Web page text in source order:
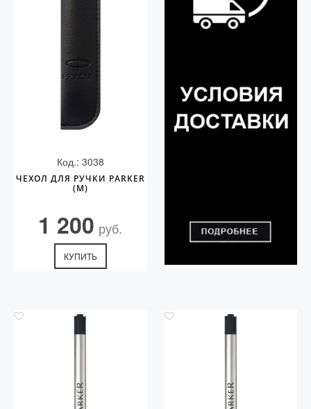
Код.: 3038
ЧЕХОЛ ДЛЯ РУЧКИ PARKER
(M)
1 200 руб.
КУПИТЬ